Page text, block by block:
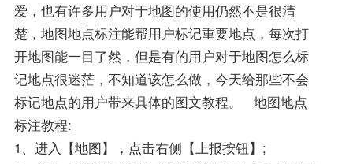
爱，也有许多用户对于地图的使用仍然不是很清
楚，地图地点标注能帮用户标记重要地点，每次打
开地图能一目了然，但是有的用户对于地图怎么标
记地点很迷茫，不知道该怎么做，今天给那些不会
标记地点的用户带来具体的图文教程。 地图地点
标注教程:
1、进入【地图】，点击右侧【上报按钮】;